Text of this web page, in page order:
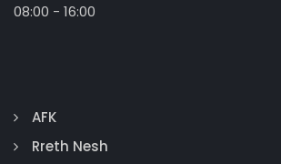
08:00 - 16:00
AFK
Rreth Nesh